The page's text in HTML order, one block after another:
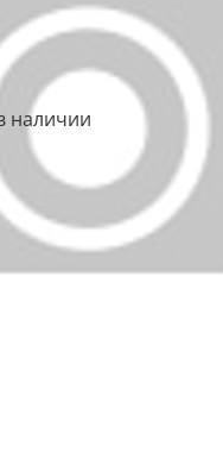
наличии